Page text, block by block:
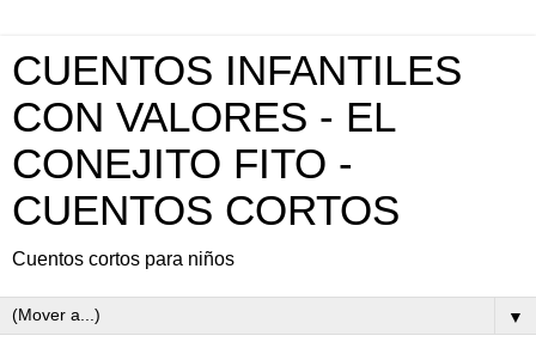
CUENTOS INFANTILES
CON VALORES - EL
CONEJITO FITO -
CUENTOS CORTOS
Cuentos cortos para niños
▼